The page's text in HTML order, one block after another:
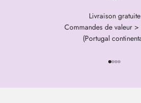
Livraison gratuite
Commandes de valeur
(Portugal